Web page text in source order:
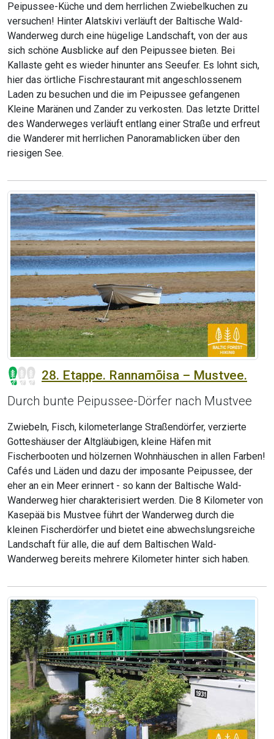
Peipussee-Küche und dem herrlichen Zwiebelkuchen zu
versuchen! Hinter Alatskivi verläuft der Baltische Wald-
Wanderweg durch eine hügelige Landschaft, von der aus
sich schöne Ausblicke auf den Peipussee bieten. Bei
Kallaste geht es wieder hinunter ans Seeufer. Es lohnt sich,
hier das örtliche Fischrestaurant mit angeschlossenem
Laden zu besuchen und die im Peipussee gefangenen
Kleine Maränen und Zander zu verkosten. Das letzte Drittel
des Wanderweges verläuft entlang einer Straße und erfreut
die Wanderer mit herrlichen Panoramablicken über den
riesigen See.
28. Etappe. Rannamõisa – Mustvee.
Durch bunte Peipussee-Dörfer nach Mustvee
Zwiebeln, Fisch, kilometerlange Straßendörfer, verzierte
Gotteshäuser der Altgläubigen, kleine Häfen mit
Fischerbooten und hölzernen Wohnhäuschen in allen Farben!
Cafés und Läden und dazu der imposante Peipussee, der
eher an ein Meer erinnert - so kann der Baltische Wald-
Wanderweg hier charakterisiert werden. Die 8 Kilometer von
Kasepää bis Mustvee führt der Wanderweg durch die
kleinen Fischerdörfer und bietet eine abwechslungsreiche
Landschaft für alle, die auf dem Baltischen Wald-
Wanderweg bereits mehrere Kilometer hinter sich haben.